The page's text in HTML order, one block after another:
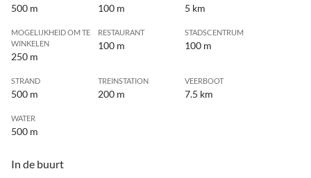
500 m 100 m 5 km
MOGELIJKHEID OM TE
WINKELEN
250 m
RESTAURANT
100 m
STADSCENTRUM
100 m
STRAND
500 m
TREINSTATION
200 m
VEERBOOT
7.5 km
WATER
500 m
In de buurt